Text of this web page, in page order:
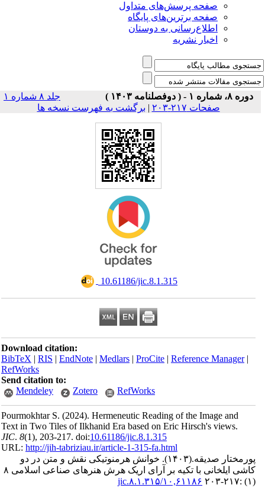
صفحه پرسش‌های متداول
صفحه برترین‌های پایگاه
اطلاع‌رسانی به دوستان
اخبار نشریه
جلد ۸ شماره ۱
|برگشت به فهرست نسخه ها
‎ 10.61186/jic.8.1.315
Download citation:
BibTeX|RIS| EndNote| Medlars| ProCite|Reference
RefWorks
Send citation to:
Mendeley
Zotero RefWorks
Pourmokhtar S.(2024).Hermeneutic Reading of the Image
Text in Two Tiles of Ilkhanid Era based on Eric Hirsch's
JIC.8(1), 203-217. doi:10.61186/jic.8.1.315
URL:http://jih-tabriziau.ir/article-1-315-fa.html
صدیقه.(۱۴۰۳).
خوانش هرمنوتیکی نقش و متن در دو
کاشی ایلخانی با تکیه بر آرای اریک هرش هنرهای صناعی اسلامی ۸
۱۰,۶۱۱۸۶/jic.۸.۱.۳۱۵